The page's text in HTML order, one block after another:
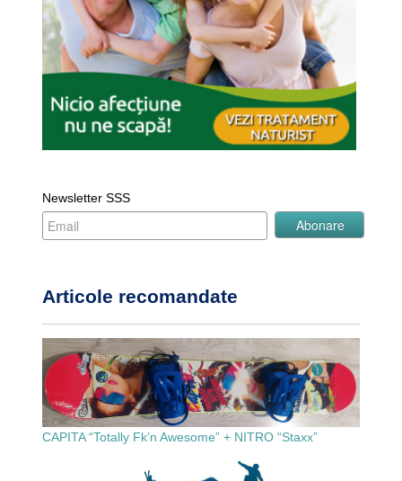
Newsletter SSS
Articole recomandate
CAPITA “Totally Fk’n Awesome” + NITRO “Staxx”